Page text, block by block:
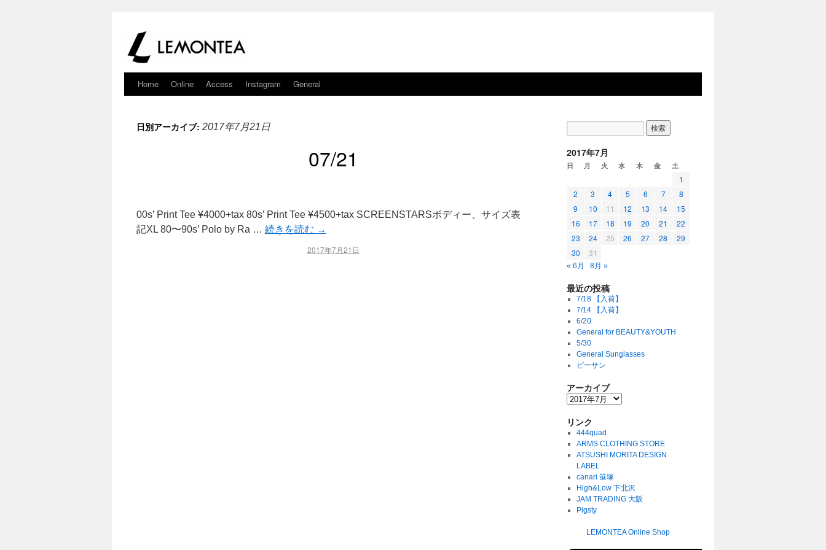
Home Online Access Instagram General
日別アーカイブ: 2017年7月21日
07/21
00s’ Print Tee ¥4000+tax 80s’ Print Tee ¥4500+tax SCREENSTARSボディー、サイズ表
記XL 80〜90s’ Polo by Ra … 続きを読む →
2017年7月21日
2017年7月
日 月 火 水 木 金 土
1
2
3 4 5 6 7
8
9
10 11 12 13 14
15
16
17 18 19 20 21
22
23
24 25 26 27 28
29
30
31
« 6月 8月 »
最近の投稿
7/18 【入荷】
7/14 【入荷】
6/20
General for BEAUTY&YOUTH
5/30
General Sunglasses
ビーサン
アーカイブ
リンク
444quad
ARMS CLOTHING STORE
ATSUSHI MORITA DESIGN
LABEL
canari 笹塚
High&Low 下北沢
JAM TRADING 大阪
Pigsty
LEMONTEA Online Shop